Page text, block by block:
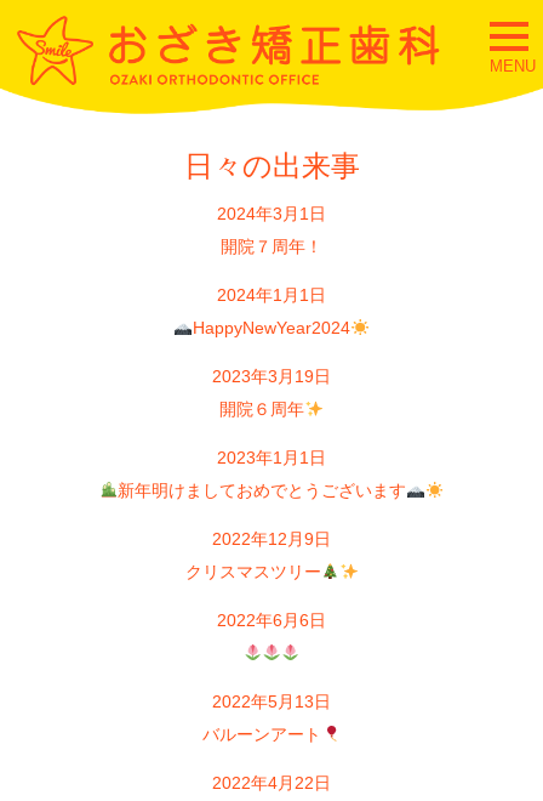
MENU
日々の出来事
2024年3月1日
開院７周年！
2024年1月1日
HappyNewYear2024
2023年3月19日
開院６周年
2023年1月1日
新年明けましておめでとうございます
2022年12月9日
クリスマスツリー
2022年6月6日
2022年5月13日
バルーンアート
2022年4月22日